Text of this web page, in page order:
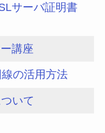
サーバ証明書
講座
の活用方法
いて